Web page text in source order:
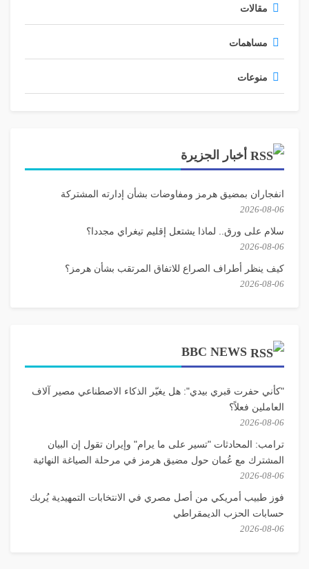
مقالات
مساهمات
منوعات
أخبار الجزيرة
انفجاران بمضيق هرمز ومفاوضات بشأن إدارته المشتركة
2026-08-06
سلام على ورق.. لماذا يشتعل إقليم تيغراي مجددا؟
2026-08-06
كيف ينظر أطراف الصراع للاتفاق المرتقب بشأن هرمز؟
2026-08-06
BBC NEWS
"كأني حفرت قبري بيدي": هل يغيّر الذكاء الاصطناعي مصير آلاف
العاملين فعلاً؟
2026-08-06
ترامب: المحادثات "تسير على ما يرام" وإيران تقول إن البيان
المشترك مع عُمان حول مضيق هرمز في مرحلة الصياغة النهائية
2026-08-06
فوز طبيب أمريكي من أصل مصري في الانتخابات التمهيدية يُربك
حسابات الحزب الديمقراطي
2026-08-06